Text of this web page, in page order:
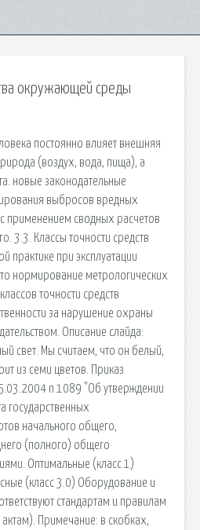
окружающей среды
постоянно влияет внешняя
(воздух, вода, пища), а
новые законодательные
выбросов вредных
применением сводных расчетов
3.3. Классы точности средств
практике при эксплуатации
нормирование метрологических
точности средств
за нарушение охраны
Описание слайда:
свет. Мы считаем, что он белый,
из семи цветов. Приказ
n 1089 "Об утверждении
государственных
начального общего,
(полного) общего
Оптимальные (класс 1)
(класс 3.0) Оборудование и
стандартам и правилам
Примечание: в скобках,